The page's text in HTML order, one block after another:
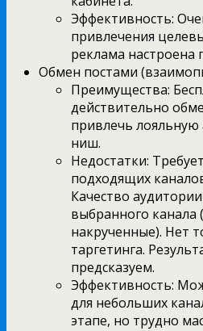
Эффективность:
привлечения
реклама настроена
Обмен постами
Преимущества:
действительно
привлечь
ниш.
Недостатки:
подходящих
Качество
выбранного канала
накрученные). Нет
таргетинга.
предсказуем.
Эффективность:
для небольших
этапе, но трудно